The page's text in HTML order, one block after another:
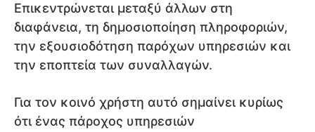
Επικεντρώνεται μεταξύ άλλων στη
διαφάνεια, τη δημοσιοποίηση πληροφοριών,
την εξουσιοδότηση παρόχων υπηρεσιών και
την εποπτεία των συναλλαγών.
Για τον κοινό χρήστη αυτό σημαίνει κυρίως
ότι ένας πάροχος υπηρεσιών